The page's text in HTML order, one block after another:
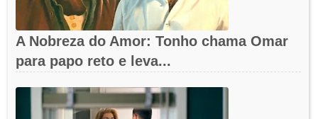
A Nobreza do Amor: Tonho chama Omar
para papo reto e leva...